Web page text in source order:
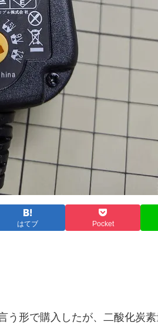
はてブ Pocket
う形で購入したが、二酸化炭